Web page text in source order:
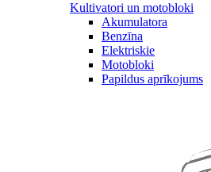
Kultivatori un motobloki
Akumulatora
Benzīna
Elektriskie
Motobloki
Papildus aprīkojums